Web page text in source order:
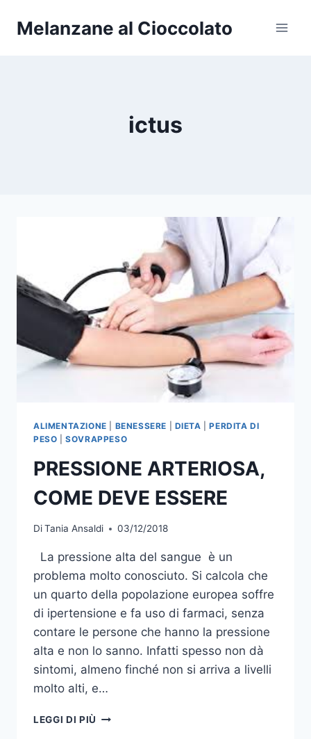
Melanzane al Cioccolato
ictus
ALIMENTAZIONE BENESSERE DIETA |PERDITA DI
PESO |SOVRAPPESO
PRESSIONE ARTERIOSA,
COME DEVE ESSERE
DiTania Ansaldi 03/12/2018
La pressione alta del sangue è un
problema molto conosciuto. Si calcola che
un quarto della popolazione europea soffre
di ipertensione e fa uso di farmaci, senza
contare le persone che hanno la pressione
alta e non lo sanno. Infatti spesso non dà
sintomi, almeno finché non si arriva a livelli
molto alti, e…
LEGGI DI PIÙ PRESSIONE